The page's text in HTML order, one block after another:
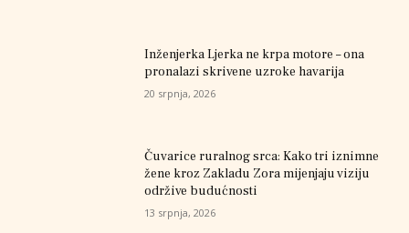
Inženjerka Ljerka ne krpa motore – ona
pronalazi skrivene uzroke havarija
20 srpnja, 2026
Čuvarice ruralnog srca: Kako tri iznimne
žene kroz Zakladu Zora mijenjaju viziju
održive budućnosti
13 srpnja, 2026